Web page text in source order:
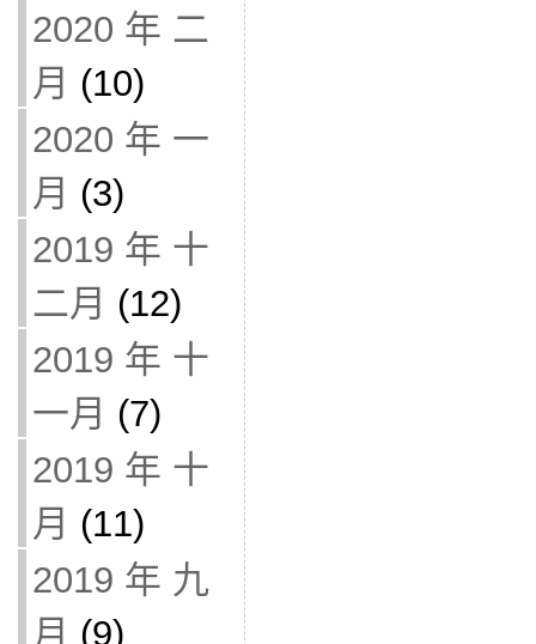
2020 年 二
月 (10)
2020 年 一
月 (3)
2019 年 十
二月 (12)
2019 年 十
一月 (7)
2019 年 十
月 (11)
2019 年 九
月 (9)